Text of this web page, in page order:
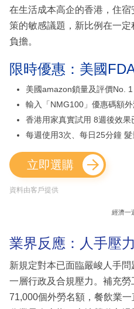
在生活成本高企的香港，住
策的敏感議題，新比例在一
負擔。
限時優惠：美國
美國amazon鎖量及評價No. 1
輸入「NMG100」優惠碼額
香港用家真實試用 8週後效果
每週使用3次、每日25分鐘
立即選購
資料由客戶提供
經濟一
業界反應：人手壓
新規定對本已面臨嚴峻人手
一層行政及合規壓力。補充
71,000個外勞名額，餐飲業